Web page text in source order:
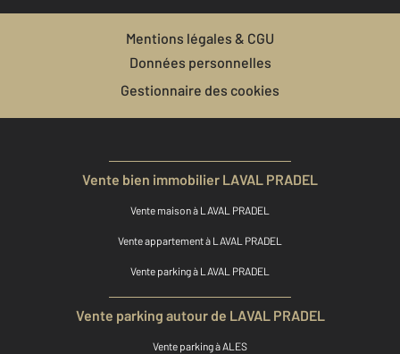
Mentions légales & CGU
Données personnelles
Gestionnaire des cookies
Vente bien immobilier LAVAL PRADEL
Vente maison à LAVAL PRADEL
Vente appartement à LAVAL PRADEL
Vente parking à LAVAL PRADEL
Vente parking autour de LAVAL PRADEL
Vente parking à ALES